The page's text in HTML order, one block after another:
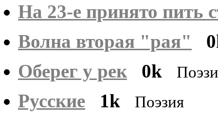
На 23-е принято пить
Волна вторая "рая"
Оберег у рек
0k
Русские 1k Поэзия